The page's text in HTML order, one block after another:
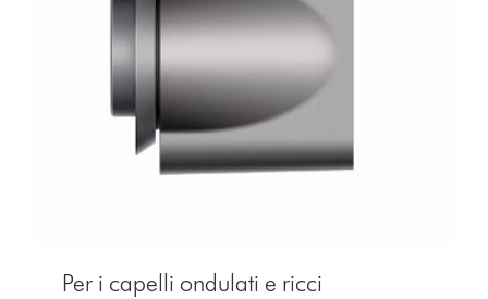
Per i capelli ondulati e ricci